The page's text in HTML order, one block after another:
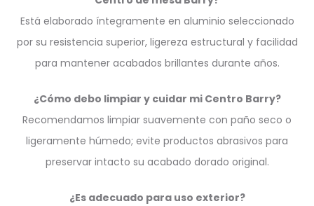
Está elaborado íntegramente en aluminio seleccionado
por su resistencia superior, ligereza estructural y facilidad
para mantener acabados brillantes durante años.
¿Cómo debo limpiar y cuidar mi Centro Barry?
Recomendamos limpiar suavemente con paño seco o
ligeramente húmedo; evite productos abrasivos para
preservar intacto su acabado dorado original.
¿Es adecuado para uso exterior?